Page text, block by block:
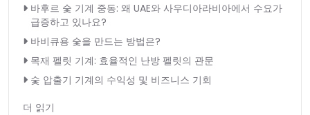
바후르 숯 기계 중동: 왜 UAE와 사우디아라비아에서 수요가
급증하고 있나요?
바비큐용 숯을 만드는 방법은?
목재 펠릿 기계: 효율적인 난방 펠릿의 관문
숯 압출기 기계의 수익성 및 비즈니스 기회
더 읽기